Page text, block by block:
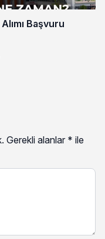
Başvuru
Gerekli alanlar * ile